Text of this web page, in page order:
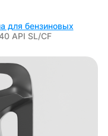
для бензиновых
API SL/CF